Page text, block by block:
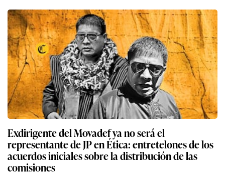
Exdirigente del Movadef ya no será el
representante de JP en Ética: entretelones de los
acuerdos iniciales sobre la distribución de las
comisiones